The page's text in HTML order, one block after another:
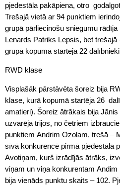
pjedestāla pakāpiena, otro
Trešajā vietā ar 94 punktiem
grupā pārliecinošu sniegumu
Lenards Patriks Lepsis, bet
grupā kopumā startēja 22
RWD klase
Visplašāk pārstāvēta šoreiz bija
klase, kurā kopumā startēja 26
amatieri). Šoreiz ātrākais bija
uzvarēja trijos, no četriem
punktiem Andrim Ozolam, trešā –
sīvā konkurencē pirmā pjedestāla
Avotiņam, kurš izrādījās ātrāks,
viņam un viņa konkurentam
bija vienāds punktu skaits – 102.